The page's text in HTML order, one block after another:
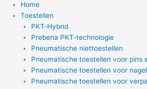
Home
Toestellen
PKT-Hybrid
Prebena PKT-technologie
Pneumatische niettoestellen
Pneumatische toestellen voor pins
Pneumatische toestellen voor
Pneumatische toestellen voor